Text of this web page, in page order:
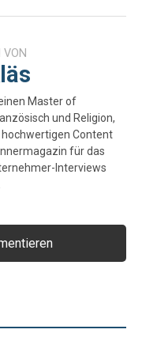
VON
Master of
und Religion,
Content
für das
Interviews